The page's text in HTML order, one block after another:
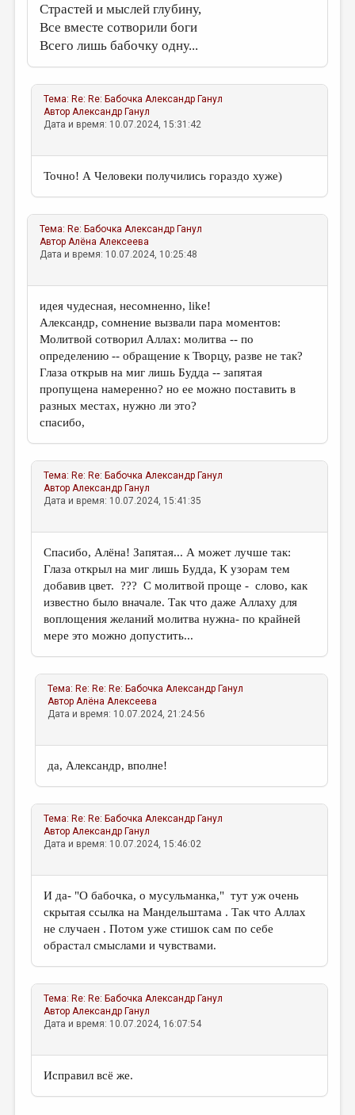
Страстей и мыслей глубину,
Все вместе сотворили боги
Всего лишь бабочку одну...
Тема:Re: Re: Бабочка Александр Ганул
Автор Александр Ганул
Дата и время: 10.07.2024, 15:31:42
Точно! А Человеки получились гораздо хуже)
Тема:Re: Бабочка Александр Ганул
Автор Алёна Алексеева
Дата и время: 10.07.2024, 10:25:48
идея чудесная, несомненно, like!
Александр, сомнение вызвали пара моментов:
Молитвой сотворил Аллах: молитва -- по
определению -- обращение к Творцу, разве не так?
Глаза открыв на миг лишь Будда -- запятая
пропущена намеренно? но ее можно поставить в
разных местах, нужно ли это?
спасибо,
Тема:Re: Re: Бабочка Александр Ганул
Автор Александр Ганул
Дата и время: 10.07.2024, 15:41:35
Спасибо, Алёна! Запятая... А может лучше так:
Глаза открыл на миг лишь Будда, К узорам тем
добавив цвет. ??? С молитвой проще - слово, как
известно было вначале. Так что даже Аллаху для
воплощения желаний молитва нужна- по крайней
мере это можно допустить...
Тема:Re: Re: Re: Бабочка Александр Ганул
Автор Алёна Алексеева
Дата и время: 10.07.2024, 21:24:56
да, Александр, вполне!
Тема:Re: Re: Бабочка Александр Ганул
Автор Александр Ганул
Дата и время: 10.07.2024, 15:46:02
И да- "О бабочка, о мусульманка," тут уж очень
скрытая ссылка на Мандельштама . Так что Аллах
не случаен . Потом уже стишок сам по себе
обрастал смыслами и чувствами.
Тема:Re: Re: Бабочка Александр Ганул
Автор Александр Ганул
Дата и время: 10.07.2024, 16:07:54
Исправил всё же.